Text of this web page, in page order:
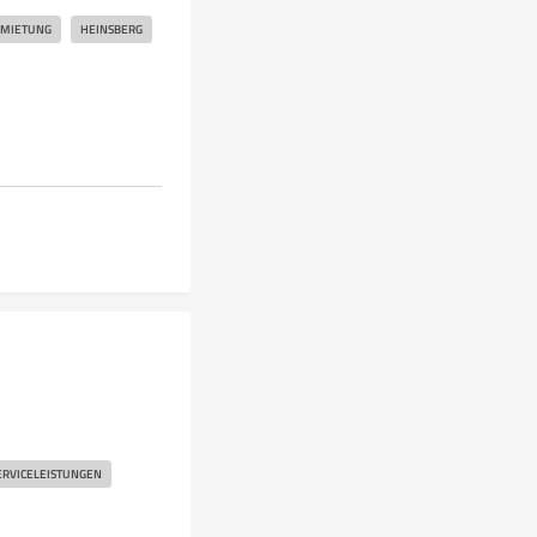
HEINSBERG